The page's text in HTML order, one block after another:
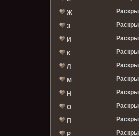
Ж
З
И
К
Л
М
Н
О
П
Р